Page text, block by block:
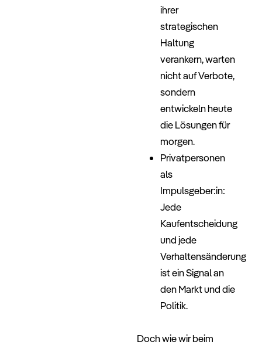
ihrer
strategischen
Haltung
verankern, warten
nicht auf Verbote,
sondern
entwickeln heute
die Lösungen für
morgen.
Privatpersonen
als
Impulsgeber:in:
Jede
Kaufentscheidung
und jede
Verhaltensänderung
ist ein Signal an
den Markt und die
Politik.
Doch wie wir beim